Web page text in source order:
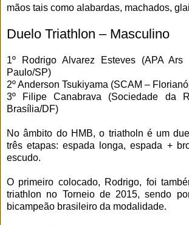
mãos tais como alabardas, machados,
Duelo Triathlon – Masculino
1º Rodrigo Alvarez Esteves (APA
Paulo/SP)
2º Anderson Tsukiyama (SCAM –
3º Filipe Canabrava (Sociedade da
Brasília/DF)
No âmbito do HMB, o triatholn é um
três etapas: espada longa, espada +
escudo.
O primeiro colocado, Rodrigo, foi
triathlon no Torneio de 2015, sendo
bicampeão brasileiro da modalidade.